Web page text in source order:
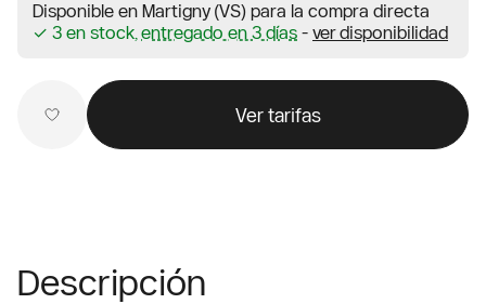
Disponible en Martigny (VS) para la compra directa
✓ 3 en stock, entregado en 3 días - ver disponibilidad
Ver tarifas
Descripción